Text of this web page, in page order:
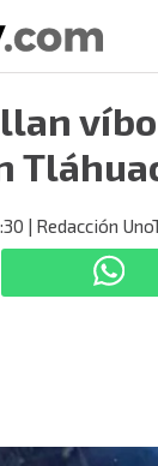
| Redacción